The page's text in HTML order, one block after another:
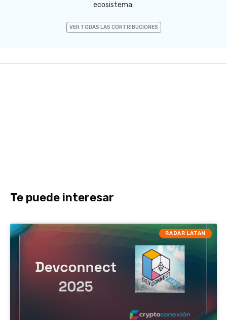
ecosistema.
VER TODAS LAS CONTRIBUCIONES
Te puede interesar
RADAR LATAM